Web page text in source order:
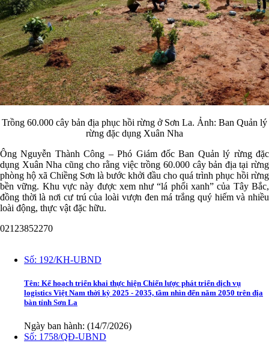
Trồng 60.000 cây bản địa phục hồi rừng ở Sơn La. Ảnh: Ban Quản lý
rừng đặc dụng Xuân Nha
Ông Nguyễn Thành Công – Phó Giám đốc Ban Quản lý rừng đặc
dụng Xuân Nha cũng cho rằng việc trồng 60.000 cây bản địa tại rừng
phòng hộ xã Chiềng Sơn là bước khởi đầu cho quá trình phục hồi rừng
bền vững. Khu vực này được xem như “lá phổi xanh” của Tây Bắc,
đồng thời là nơi cư trú của loài vượn đen má trắng quý hiếm và nhiều
loài động, thực vật đặc hữu.
02123852270
Số: 192/KH-UBND
Tên: Kế hoạch triển khai thực hiện Chiến lược phát triển dịch vụ
logistics Việt Nam thời kỳ 2025 - 2035, tầm nhìn đến năm 2050 trên địa
bàn tỉnh Sơn La
Ngày ban hành: (14/7/2026)
Số: 1758/QĐ-UBND